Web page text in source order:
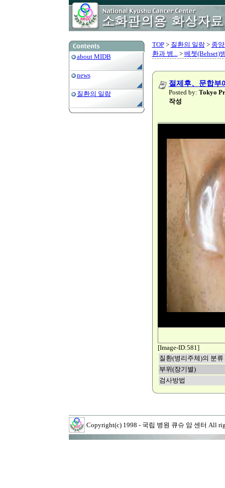
about MIDB
news
질환의 일람
TOP> 질환의 일람> 종
환과 병...> 베쳇(Behset)
절제후、문합부
Posted by: Tokyo
작성
[Image-ID:581]
질환(병리주체)의 분류
부위(장기별)
검사방법
Copyright(c) 1998 - 국립 병원 큐슈 암 센터 All